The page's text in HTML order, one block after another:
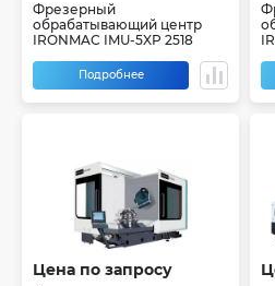
Фрезерный
обрабатывающий центр
IRONMAC IMU-5XP 2518
Подробнее
Цена по запросу